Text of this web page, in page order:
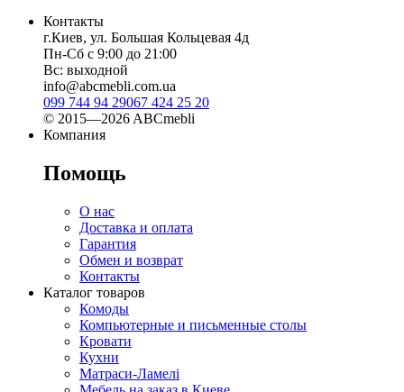
Контакты
г.Киев, ул. Большая Кольцевая 4д
Пн-Сб с 9:00 до 21:00
Вс: выходной
info@abcmebli.com.ua
099 744 94 29067 424 25 20
© 2015—2026 ABCmebli
Компания
Помощь
О нас
Доставка и оплата
Гарантия
Обмен и возврат
Контакты
Каталог товаров
Комоды
Компьютерные и письменные столы
Кровати
Кухни
Матраси-Ламелі